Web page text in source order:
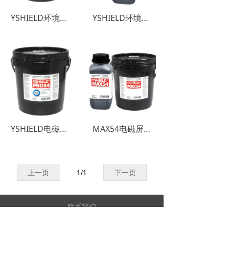
YSHIELD环境电磁辐射屏蔽涂料HSF54-5L YSHIELD环境电磁辐射屏蔽涂料HSF54-1L
YSHIELD电磁辐射防护涂料 PRO54 MAX54电磁屏蔽涂料（防电磁波辐射油漆）
上一页 下一页
1/1
联系我们